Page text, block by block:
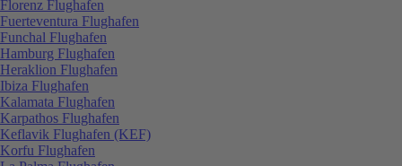
Florenz Flughafen
Fuerteventura Flughafen
Funchal Flughafen
Hamburg Flughafen
Heraklion Flughafen
Ibiza Flughafen
Kalamata Flughafen
Karpathos Flughafen
Keflavik Flughafen (KEF)
Korfu Flughafen